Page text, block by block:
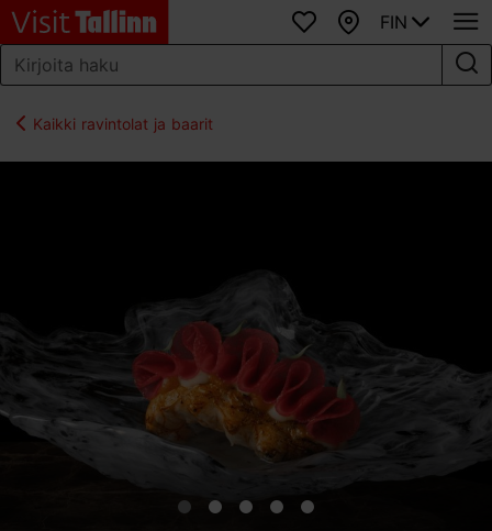
SuosikitKartta
FIN
Kaikki ravintolat ja baarit